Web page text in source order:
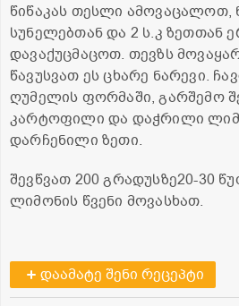
წიწაკას თესლი ამოვაცალოთ,
სუნელებთან და 2 ს.კ ზეთთან
დავაქუცმაცოთ. თევზს
წავუსვათ ეს ცხარე ნარევი.
ღუმელის ფორმაში, გარშემო
კარტოფილი და დაჭრილი
დარჩენილი ზეთი.
შევწვათ 200 გრადუსზე20-30
ლიმონის წვენი მოვასხათ.
დაამატე შენი რეცეპტი